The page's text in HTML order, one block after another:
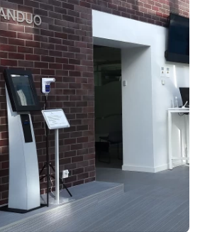
teikiamos paslaugos
neteismine tvarka
pakloti tinklus iki sklypo ribos
apskaita
teikiamos paslaugos verslui
apskaita
zonos